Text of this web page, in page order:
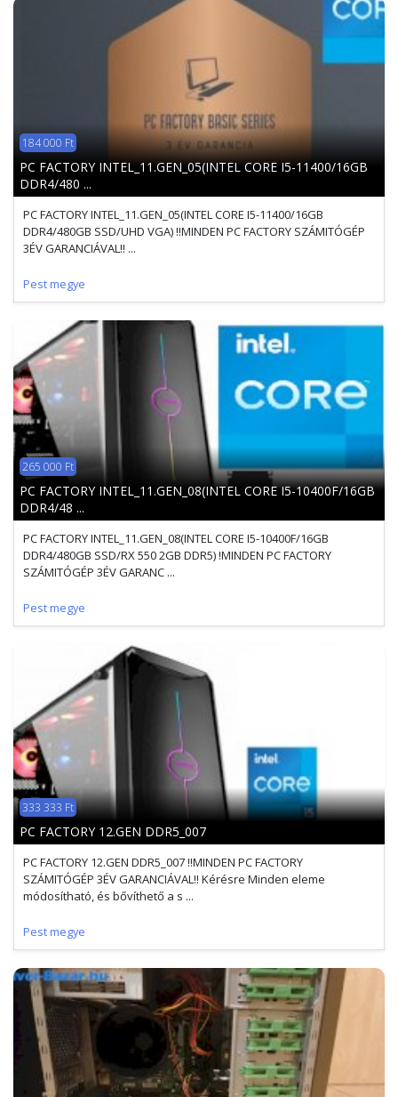
184 000 Ft
PC FACTORY INTEL_11.GEN_05(INTEL CORE I5-11400/16GB
DDR4/480 ...
PC FACTORY INTEL_11.GEN_05(INTEL CORE I5-11400/16GB
DDR4/480GB SSD/UHD VGA) !!MINDEN PC FACTORY SZÁMITÓGÉP
3ÉV GARANCIÁVAL!! ...
Pest megye
265 000 Ft
PC FACTORY INTEL_11.GEN_08(INTEL CORE I5-10400F/16GB
DDR4/48 ...
PC FACTORY INTEL_11.GEN_08(INTEL CORE I5-10400F/16GB
DDR4/480GB SSD/RX 550 2GB DDR5) !MINDEN PC FACTORY
SZÁMITÓGÉP 3ÉV GARANC ...
Pest megye
333 333 Ft
PC FACTORY 12.GEN DDR5_007
PC FACTORY 12.GEN DDR5_007 !!MINDEN PC FACTORY
SZÁMITÓGÉP 3ÉV GARANCIÁVAL!! Kérésre Minden eleme
módosítható, és bővíthető a s ...
Pest megye